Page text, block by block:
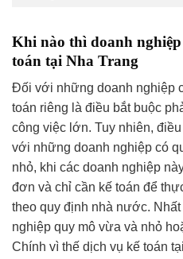
Khi nào thì doanh
toán tại Nha Trang
Đối với những doanh nghiệp
toán riêng là điều bắt buộc
công việc lớn. Tuy nhiên,
với những doanh nghiệp có
nhỏ, khi các doanh nghiệp
đơn và chỉ cần kế toán để
theo quy định nhà nước.
nghiệp quy mô vừa và nhỏ
Chính vì thế dịch vụ kế toán